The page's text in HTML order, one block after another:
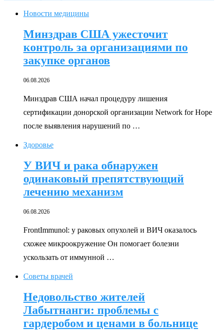
Новости медицины
Минздрав США ужесточит
контроль за организациями по
закупке органов
06.08.2026
Минздрав США начал процедуру лишения
сертификации донорской организации Network for Hope
после выявления нарушений по …
Здоровье
У ВИЧ и рака обнаружен
одинаковый препятствующий
лечению механизм
06.08.2026
FrontImmunol: у раковых опухолей и ВИЧ оказалось
схожее микроокружение Он помогает болезни
ускользать от иммунной …
Советы врачей
Недовольство жителей
Лабытнанги: проблемы с
гардеробом и ценами в больнице